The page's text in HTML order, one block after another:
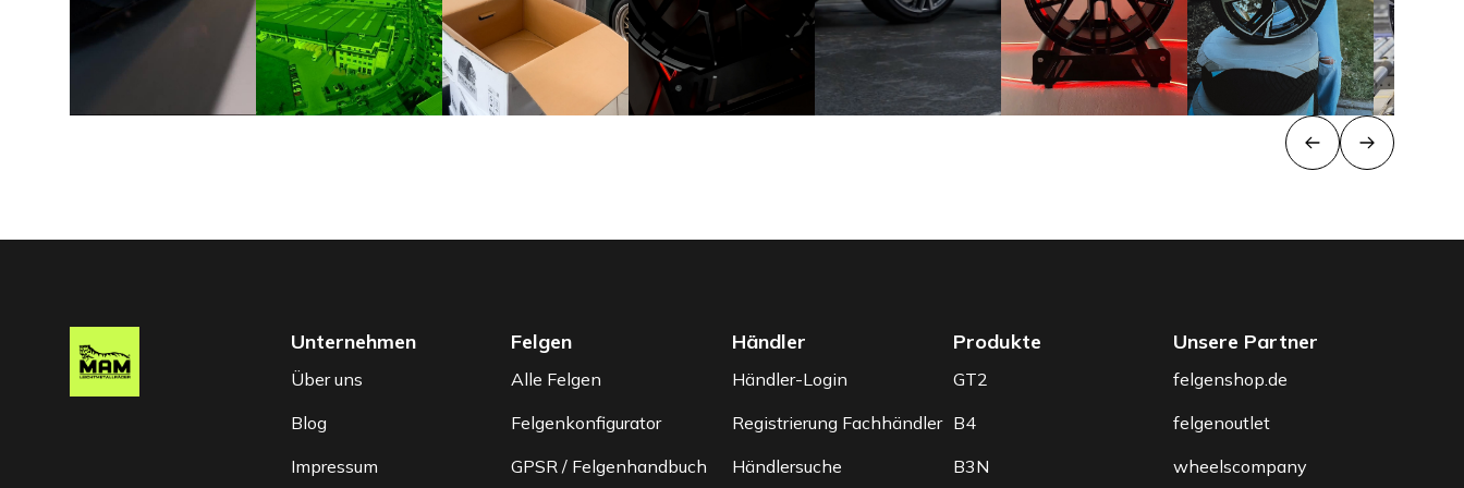
Unternehmen
Über uns
Blog
Impressum
Felgen
Alle Felgen
Felgenkonfigurator
GPSR / Felgenhandbuch
Händler
Händler-Login
Registrierung Fachhändler
Händlersuche
Produkte
GT2
B4
B3N
Unsere Partner
felgenshop.de
felgenoutlet
wheelscompany